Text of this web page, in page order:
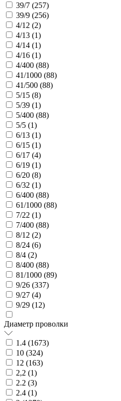
39/7 (257)
39/9 (256)
4/12 (2)
4/13 (1)
4/14 (1)
4/16 (1)
4/400 (88)
41/1000 (88)
41/500 (88)
5/15 (8)
5/39 (1)
5/400 (88)
5/5 (1)
6/13 (1)
6/15 (1)
6/17 (4)
6/19 (1)
6/20 (8)
6/32 (1)
6/400 (88)
61/1000 (88)
7/22 (1)
7/400 (88)
8/12 (2)
8/24 (6)
8/4 (2)
8/400 (88)
81/1000 (89)
9/26 (337)
9/27 (4)
9/29 (12)
Диаметр проволки
1.4 (1673)
10 (324)
12 (163)
2,2 (1)
2.2 (3)
2.4 (1)